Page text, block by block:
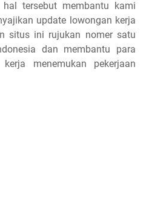
tersebut membantu kami
update lowongan kerja
situs ini rujukan nomer satu
dan membantu para
menemukan pekerjaan